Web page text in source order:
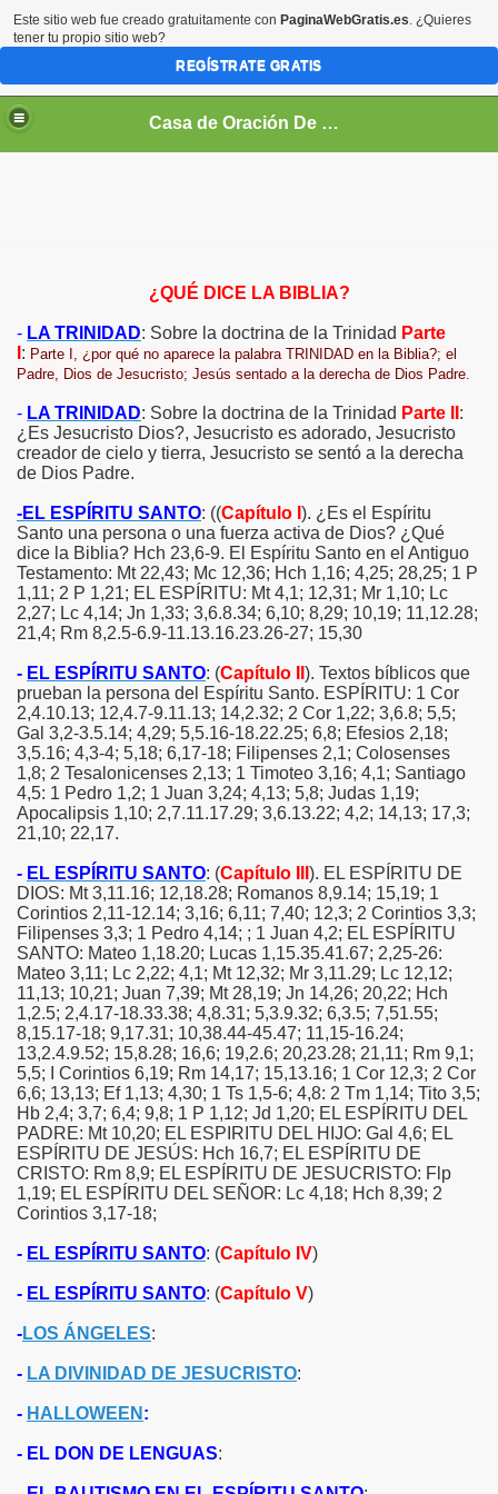
Casa de Oración De Daniel Flores Perez Zeledon Costa Rica
¿QUÉ DICE LA BIBLIA?
- LA TRINIDAD: Sobre la doctrina de la Trinidad Parte
: Parte I, ¿por qué no aparece la palabra TRINIDAD en la Biblia?; el
Padre, Dios de Jesucristo; Jesús sentado a la derecha de Dios Padre.
- LA TRINIDAD: Sobre la doctrina de la Trinidad Parte II :
¿Es Jesucristo Dios?, Jesucristo es adorado, Jesucristo
creador de cielo y tierra, Jesucristo se sentó a la derecha
de Dios Padre.
-EL ESPÍRITU SANTO: ((Capítulo I ). ¿Es el Espíritu
Santo una persona o una fuerza activa de Dios? ¿Qué
dice la Biblia? Hch 23,6-9. El Espíritu Santo en el Antiguo
Testamento: Mt 22,43; Mc 12,36; Hch 1,16; 4,25; 28,25; 1 P
1,11; 2 P 1,21; EL ESPÍRITU: Mt 4,1; 12,31; Mr 1,10; Lc
2,27; Lc 4,14; Jn 1,33; 3,6.8.34; 6,10; 8,29; 10,19; 11,12.28;
21,4; Rm 8,2.5-6.9-11.13.16.23.26-27; 15,30
- EL ESPÍRITU SANTO: (Capítulo II ). Textos bíblicos que
prueban la persona del Espíritu Santo. ESPÍRITU: 1 Cor
2,4.10.13; 12,4.7-9.11.13; 14,2.32; 2 Cor 1,22; 3,6.8; 5,5;
Gal 3,2-3.5.14; 4,29; 5,5.16-18.22.25; 6,8; Efesios 2,18;
3,5.16; 4,3-4; 5,18; 6,17-18; Filipenses 2,1; Colosenses
1,8; 2 Tesalonicenses 2,13; 1 Timoteo 3,16; 4,1; Santiago
4,5: 1 Pedro 1,2; 1 Juan 3,24; 4,13; 5,8; Judas 1,19;
Apocalipsis 1,10; 2,7.11.17.29; 3,6.13.22; 4,2; 14,13; 17,3;
21,10; 22,17.
- EL ESPÍRITU SANTO: (Capítulo III ). EL ESPÍRITU DE
DIOS: Mt 3,11.16; 12,18.28; Romanos 8,9.14; 15,19; 1
Corintios 2,11-12.14; 3,16; 6,11; 7,40; 12,3; 2 Corintios 3,3;
Filipenses 3,3; 1 Pedro 4,14; ; 1 Juan 4,2; EL ESPÍRITU
SANTO: Mateo 1,18.20; Lucas 1,15.35.41.67; 2,25-26:
Mateo 3,11; Lc 2,22; 4,1; Mt 12,32; Mr 3,11.29; Lc 12,12;
11,13; 10,21; Juan 7,39; Mt 28,19; Jn 14,26; 20,22; Hch
1,2.5; 2,4.17-18.33.38; 4,8.31; 5,3.9.32; 6,3.5; 7,51.55;
8,15.17-18; 9,17.31; 10,38.44-45.47; 11,15-16.24;
13,2.4.9.52; 15,8.28; 16,6; 19,2.6; 20,23.28; 21,11; Rm 9,1;
5,5; I Corintios 6,19; Rm 14,17; 15,13.16; 1 Cor 12,3; 2 Cor
6,6; 13,13; Ef 1,13; 4,30; 1 Ts 1,5-6; 4,8: 2 Tm 1,14; Tito 3,5;
Hb 2,4; 3,7; 6,4; 9,8; 1 P 1,12; Jd 1,20; EL ESPÍRITU DEL
PADRE: Mt 10,20; EL ESPIRITU DEL HIJO: Gal 4,6; EL
ESPÍRITU DE JESÚS: Hch 16,7; EL ESPÍRITU DE
CRISTO: Rm 8,9; EL ESPÍRITU DE JESUCRISTO: Flp
1,19; EL ESPÍRITU DEL SEÑOR: Lc 4,18; Hch 8,39; 2
Corintios 3,17-18;
- EL ESPÍRITU SANTO: (Capítulo IV)
- EL ESPÍRITU SANTO: (Capítulo V)
-LOS ÁNGELES:
- LA DIVINIDAD DE JESUCRISTO:
- HALLOWEEN :
- EL DON DE LENGUAS:
Este sitio web fue creado gratuitamente con PaginaWebGratis.es. ¿Quieres
tener tu propio sitio web?
REGÍSTRATE GRATIS